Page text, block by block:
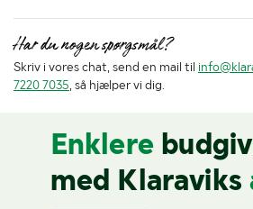
Har du nogen spørgsmål?
Skriv i vores chat, send en mail til
7220 7035 , så hjælper vi dig.
Enklere
med Klaraviks